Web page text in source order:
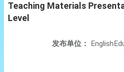
Teaching Materials
Level
发布单位：